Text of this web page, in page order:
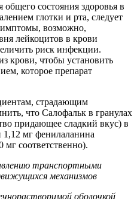
общего состояния здоровья в
глотки и рта, следует
возможно,
лейкоцитов в крови
риск инфекции.
крови, чтобы установить
которое препарат
страдающим
что Салофальк в гранулах
придающее сладкий вкус) в
1,12 мг фенилаланина
соответственно).
транспортными
механизмов
оболочкой,